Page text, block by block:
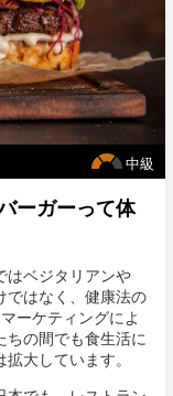
中級
ーガーって体
はベジタリアンや
ではなく、健康法の
ーケティングによ
ちの間でも食生活に
大しています。